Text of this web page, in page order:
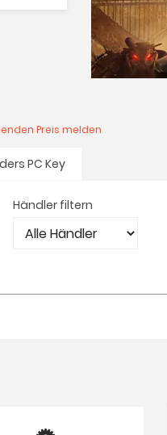
Preis melden
PC Key
Händler filtern